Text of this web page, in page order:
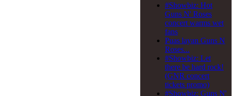
#Showbiz: Hot
Guns N' Roses
concert warms wet
fans
Puas layan Guns N
Roses...
#Showbiz: Let
there be hard rock!
(GNR concert
tickets promo)
#Showbiz: Guns N'